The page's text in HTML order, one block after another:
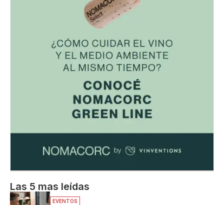
Las 5 mas leídas
EVENTOS